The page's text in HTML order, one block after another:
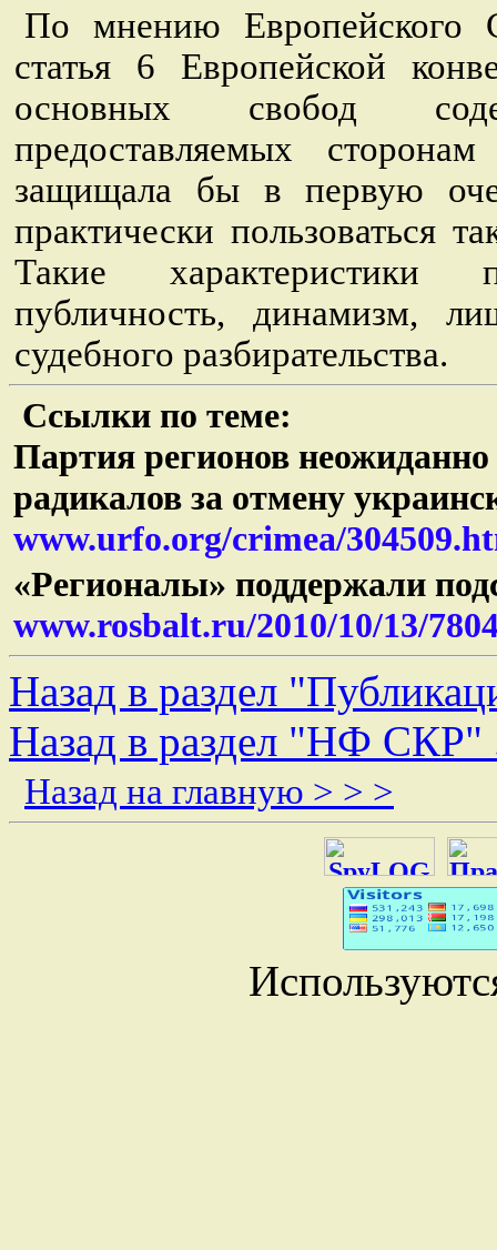
По мнению
статья 6 Европейской
основных свобод
предоставляемых
защищала бы в первую
практически пользоваться
Такие характеристики
публичность, динамизм,
судебного разбирательства.
Ссылки по теме:
Партия регионов
радикалов за отмену
www.urfo.org/crimea/
«Регионалы» поддержали
www.rosbalt.ru/2010/10/13/
Назад в раздел
Назад в раздел "НФ СКР"
Назад на главную > > >